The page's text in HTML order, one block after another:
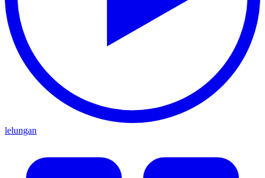
lelungan